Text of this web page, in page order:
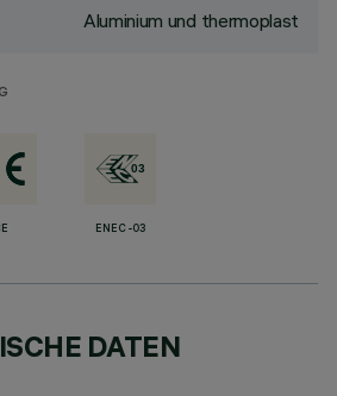
Aluminium und thermoplast
ENEC-03
DATEN